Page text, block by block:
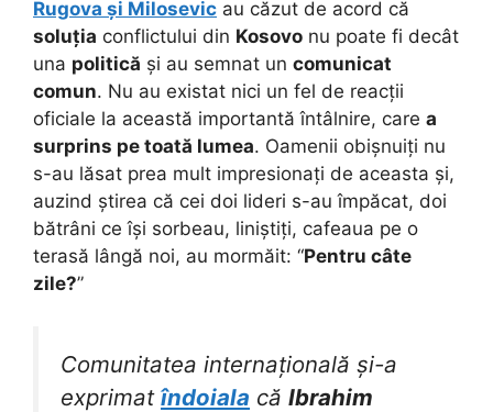
Rugova și Milosevic au căzut de acord că
soluția conflictului din Kosovo nu poate fi decât
una politică și au semnat un comunicat
comun. Nu au existat nici un fel de reacții
oficiale la această importantă întâlnire, care a
surprins pe toată lumea. Oamenii obișnuiți nu
s-au lăsat prea mult impresionați de aceasta și,
auzind știrea că cei doi lideri s-au împăcat, doi
bătrâni ce își sorbeau, liniștiți, cafeaua pe o
terasă lângă noi, au mormăit: “Pentru câte
zile?”
Comunitatea internațională și-a
exprimat îndoiala că Ibrahim